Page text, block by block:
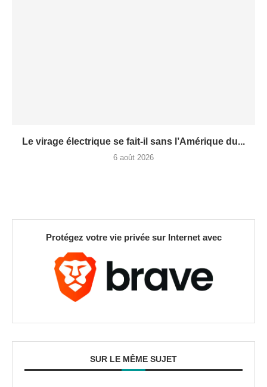
Le virage électrique se fait-il sans l’Amérique du...
6 août 2026
Protégez votre vie privée sur Internet avec
SUR LE MÊME SUJET